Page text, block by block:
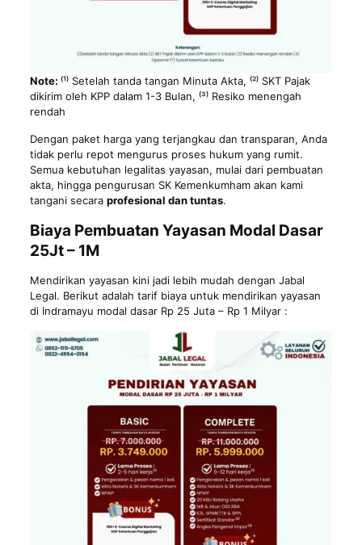
Note: ⁽¹⁾ Setelah tanda tangan Minuta Akta, ⁽²⁾ SKT Pajak
dikirim oleh KPP dalam 1-3 Bulan, ⁽³⁾ Resiko menengah
rendah
Dengan paket harga yang terjangkau dan transparan, Anda
tidak perlu repot mengurus proses hukum yang rumit.
Semua kebutuhan legalitas yayasan, mulai dari pembuatan
akta, hingga pengurusan SK Kemenkumham akan kami
tangani secara profesional dan tuntas.
Biaya Pembuatan Yayasan Modal Dasar
25Jt – 1M
Mendirikan yayasan kini jadi lebih mudah dengan Jabal
Legal. Berikut adalah tarif biaya untuk mendirikan yayasan
di Indramayu modal dasar Rp 25 Juta – Rp 1 Milyar :